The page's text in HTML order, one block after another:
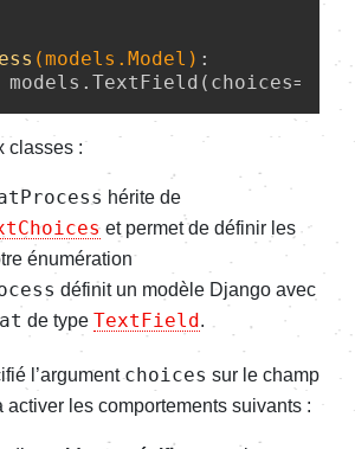
(models.Model) :
classes :
hérite de
et permet de défi­nir les
énumé­ra­tion
défi­nit un modèle Django avec
de type TextField.
l’ar­gu­mentchoices sur le champ
acti­ver les compor­te­ments suivants :